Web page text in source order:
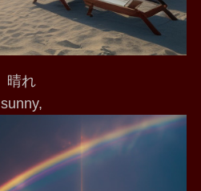
晴れ
sunny,